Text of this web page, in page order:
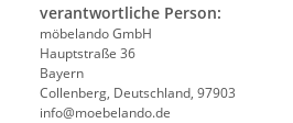
verantwortliche Person:
möbelando GmbH
Hauptstraße 36
Bayern
Collenberg, Deutschland, 97903
info@moebelando.de